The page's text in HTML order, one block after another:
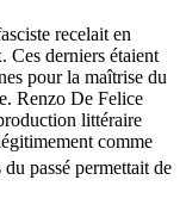
recelait en
Ces derniers étaient
pour la maîtrise du
Renzo De Felice
littéraire
comme
passé permettait de